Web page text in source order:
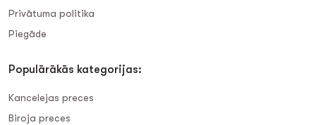
Privātuma politika
Piegāde
Populārākās kategorijas:
Kancelejas preces
Biroja preces